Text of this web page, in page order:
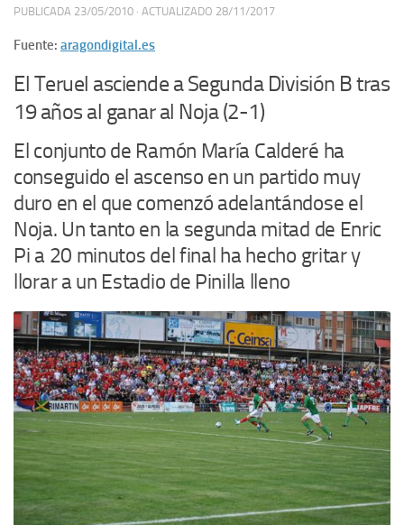
PUBLICADA 23/05/2010 · ACTUALIZADO 28/11/2017
Fuente: aragondigital.es
El Teruel asciende a Segunda División B tras
19 años al ganar al Noja (2-1)
El conjunto de Ramón María Calderé ha
conseguido el ascenso en un partido muy
duro en el que comenzó adelantándose el
Noja. Un tanto en la segunda mitad de Enric
Pi a 20 minutos del final ha hecho gritar y
llorar a un Estadio de Pinilla lleno